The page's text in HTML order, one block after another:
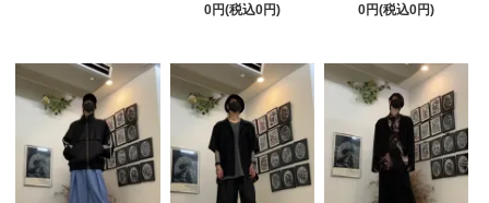
0円(税込0円)
0円(税込0円)